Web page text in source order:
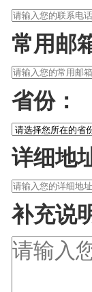
常用邮
省份：
详细地
补充说